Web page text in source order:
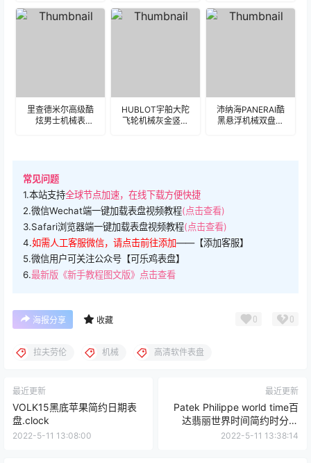
专用表
盘.clock&clock2
里查德米尔高级酷
炫男士机械表
HUBLOT宇舶大陀
飞轮机械灰金竖栏
沛纳海PANERAI酷
黑悬浮机械双盘机
常见问题
1.本站支持全球节点加速，在线下载方便快捷
2.微信Wechat端一键加载表盘视频教程(点击查看)
3.Safari浏览器端一键加载表盘视频教程(点击查看)
4.如需人工客服微信，请点击前往添加——【添加客服】
5.微信用户可关注公众号【可乐鸡表盘】
6.最新版《新手教程图文版》点击查看
海报分享 收藏 0 0
拉夫劳伦 机械 高清软件表盘
最近更新
VOLK15黑底苹果简约日期表
盘.clock
2022-5-11 13:08:00
最近更新
Patek Philippe world time百
达翡丽世界时间简约时分表
盘.clock
2022-5-11 13:38:14